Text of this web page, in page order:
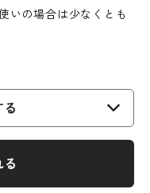
いの場合は少なくとも
る